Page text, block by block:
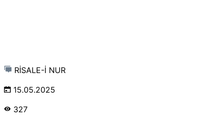
RİSALE-İ NUR
15.05.2025
327